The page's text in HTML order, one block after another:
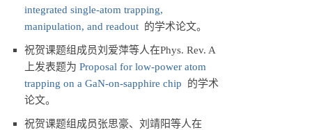
integrated single-atom trapping,
manipulation, and readout 的学术论文。
祝贺课题组成员刘爱萍等人在Phys. Rev. A
上发表题为 Proposal for low-power atom
trapping on a GaN-on-sapphire chip 的学术
论文。
祝贺课题组成员张思豪、刘靖阳等人在